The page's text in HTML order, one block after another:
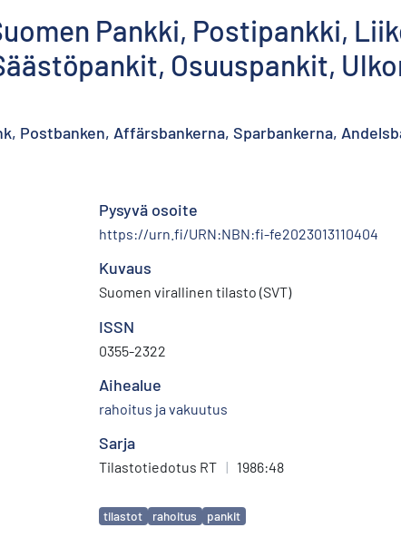
Pankki, Postipankki,
Osuuspankit,
Postbanken, Affärsbankerna, Sparbankerna,
Pysyvä osoite
https://urn.fi/URN:NBN:fi-fe2023013110404
Kuvaus
Suomen virallinen tilasto (SVT)
ISSN
0355-2322
Aihealue
rahoitus ja vakuutus
Sarja
Tilastotiedotus RT | 1986:48
Avainsanat
tilastot rahoitus pankit